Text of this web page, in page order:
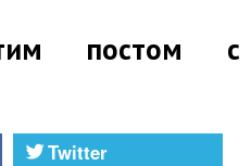
постом с
Twitter